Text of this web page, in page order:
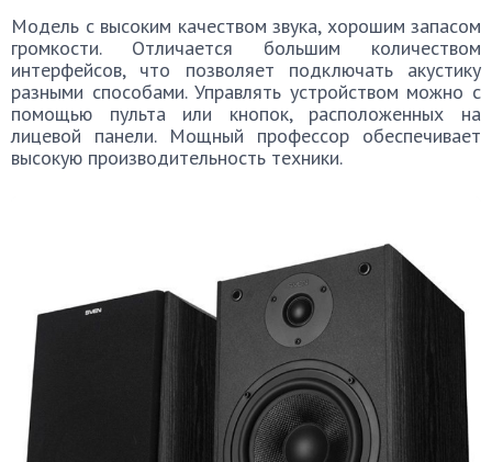
Модель с высоким качеством звука, хорошим запасом
громкости. Отличается большим количеством
интерфейсов, что позволяет подключать акустику
разными способами. Управлять устройством можно с
помощью пульта или кнопок, расположенных на
лицевой панели. Мощный профессор обеспечивает
высокую производительность техники.